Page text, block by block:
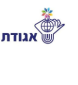
content